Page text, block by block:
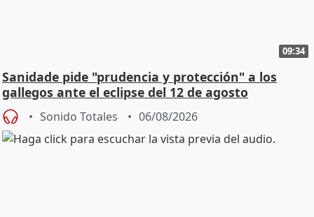
09:34
Sanidade pide "prudencia y protección" a los
gallegos ante el eclipse del 12 de agosto
Sonido Totales 06/08/2026